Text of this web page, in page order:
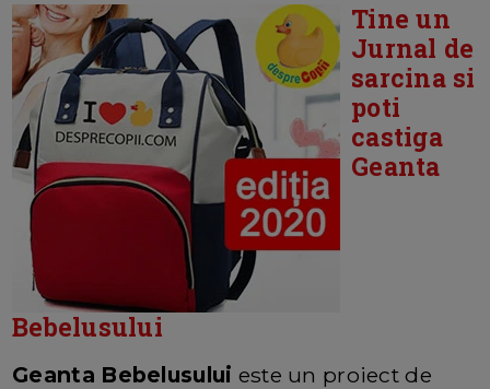
Tine un
Jurnal de
sarcina si
poti
castiga
Geanta
Bebelusului
Geanta Bebelusului este un proiect de